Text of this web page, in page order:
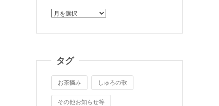
ア
カ
タグ
お茶摘み しゅろの歌
その他お知らせ等